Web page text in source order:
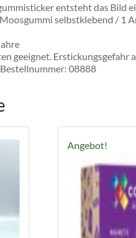
entsteht das Bild
selbstklebend / 1
geeignet. Erstickungsgefahr
08888
Angebot!